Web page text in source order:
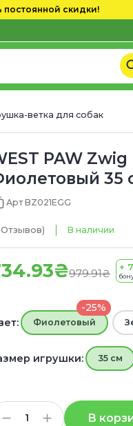
постоянной скидки!
ветка для собак
PAW
35
Арт BZ021EGG
Отзывов) В наличии
979.91₴
+ 7
-25%
Фиолетовый
игрушки: 35 см
В